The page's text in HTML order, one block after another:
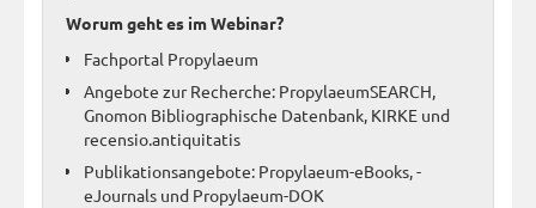
Worum geht es im Webinar?
Fachportal Propylaeum
Angebote zur Recherche: PropylaeumSEARCH,
Gnomon Bibliographische Datenbank, KIRKE und
recensio.antiquitatis
Publikationsangebote: Propylaeum-eBooks, -
eJournals und Propylaeum-DOK